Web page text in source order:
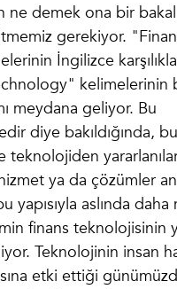
ne demek ona bir
gerekiyor.
İngilizce
kelimelerinin
meydana geliyor. Bu
diye bakıldığında,
teknolojiden
ya da çözümler
yapısıyla aslında
finans teknolojisinin
Teknolojinin insan
etki ettiği